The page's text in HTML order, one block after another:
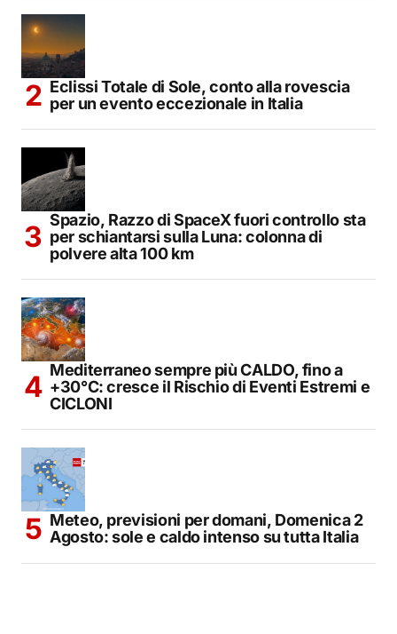
Eclissi Totale di Sole, conto alla rovescia
per un evento eccezionale in Italia
Spazio, Razzo di SpaceX fuori controllo sta
per schiantarsi sulla Luna: colonna di
polvere alta 100 km
Mediterraneo sempre più CALDO, fino a
+30°C: cresce il Rischio di Eventi Estremi e
CICLONI
Meteo, previsioni per domani, Domenica 2
Agosto: sole e caldo intenso su tutta Italia